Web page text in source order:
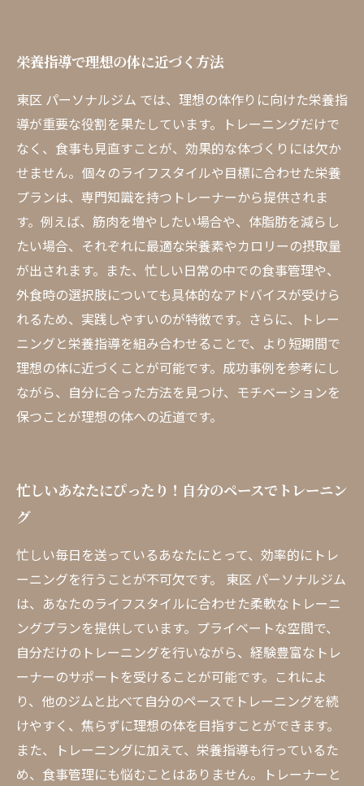
栄養指導で理想の体に近づく方法
東区 パーソナルジム では、理想の体作りに向けた栄養指
導が重要な役割を果たしています。トレーニングだけで
なく、食事も見直すことが、効果的な体づくりには欠か
せません。個々のライフスタイルや目標に合わせた栄養
プランは、専門知識を持つトレーナーから提供されま
す。例えば、筋肉を増やしたい場合や、体脂肪を減らし
たい場合、それぞれに最適な栄養素やカロリーの摂取量
が出されます。また、忙しい日常の中での食事管理や、
外食時の選択肢についても具体的なアドバイスが受けら
れるため、実践しやすいのが特徴です。さらに、トレー
ニングと栄養指導を組み合わせることで、より短期間で
理想の体に近づくことが可能です。成功事例を参考にし
ながら、自分に合った方法を見つけ、モチベーションを
保つことが理想の体への近道です。
忙しいあなたにぴったり！自分のペースでトレーニン
グ
忙しい毎日を送っているあなたにとって、効率的にトレ
ーニングを行うことが不可欠です。 東区 パーソナルジム
は、あなたのライフスタイルに合わせた柔軟なトレーニ
ングプランを提供しています。プライベートな空間で、
自分だけのトレーニングを行いながら、経験豊富なトレ
ーナーのサポートを受けることが可能です。これによ
り、他のジムと比べて自分のペースでトレーニングを続
けやすく、焦らずに理想の体を目指すことができます。
また、トレーニングに加えて、栄養指導も行っているた
め、食事管理にも悩むことはありません。トレーナーと